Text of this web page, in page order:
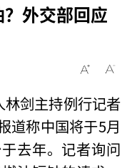
外交部回应
剑主持例行记者
道称中国将于5月
去年。记者询问